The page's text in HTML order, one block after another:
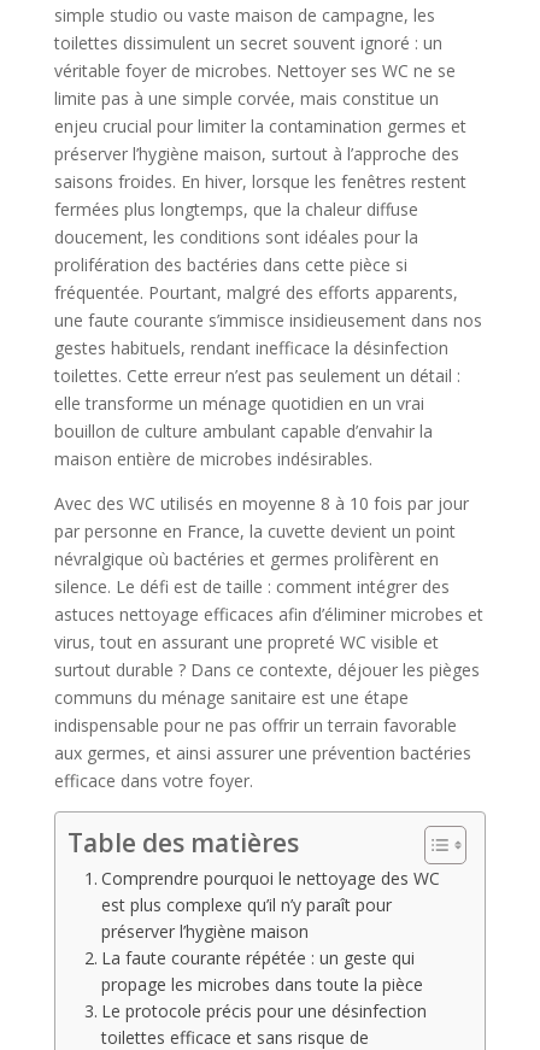
simple studio ou vaste maison de campagne, les
toilettes dissimulent un secret souvent ignoré : un
véritable foyer de microbes. Nettoyer ses WC ne se
limite pas à une simple corvée, mais constitue un
enjeu crucial pour limiter la contamination germes et
préserver l’hygiène maison, surtout à l’approche des
saisons froides. En hiver, lorsque les fenêtres restent
fermées plus longtemps, que la chaleur diffuse
doucement, les conditions sont idéales pour la
prolifération des bactéries dans cette pièce si
fréquentée. Pourtant, malgré des efforts apparents,
une faute courante s’immisce insidieusement dans nos
gestes habituels, rendant inefficace la désinfection
toilettes. Cette erreur n’est pas seulement un détail :
elle transforme un ménage quotidien en un vrai
bouillon de culture ambulant capable d’envahir la
maison entière de microbes indésirables.
Avec des WC utilisés en moyenne 8 à 10 fois par jour
par personne en France, la cuvette devient un point
névralgique où bactéries et germes prolifèrent en
silence. Le défi est de taille : comment intégrer des
astuces nettoyage efficaces afin d’éliminer microbes et
virus, tout en assurant une propreté WC visible et
surtout durable ? Dans ce contexte, déjouer les pièges
communs du ménage sanitaire est une étape
indispensable pour ne pas offrir un terrain favorable
aux germes, et ainsi assurer une prévention bactéries
efficace dans votre foyer.
Table des matières
Comprendre pourquoi le nettoyage des WC
est plus complexe qu’il n’y paraît pour
préserver l’hygiène maison
La faute courante répétée : un geste qui
propage les microbes dans toute la pièce
Le protocole précis pour une désinfection
toilettes efficace et sans risque de